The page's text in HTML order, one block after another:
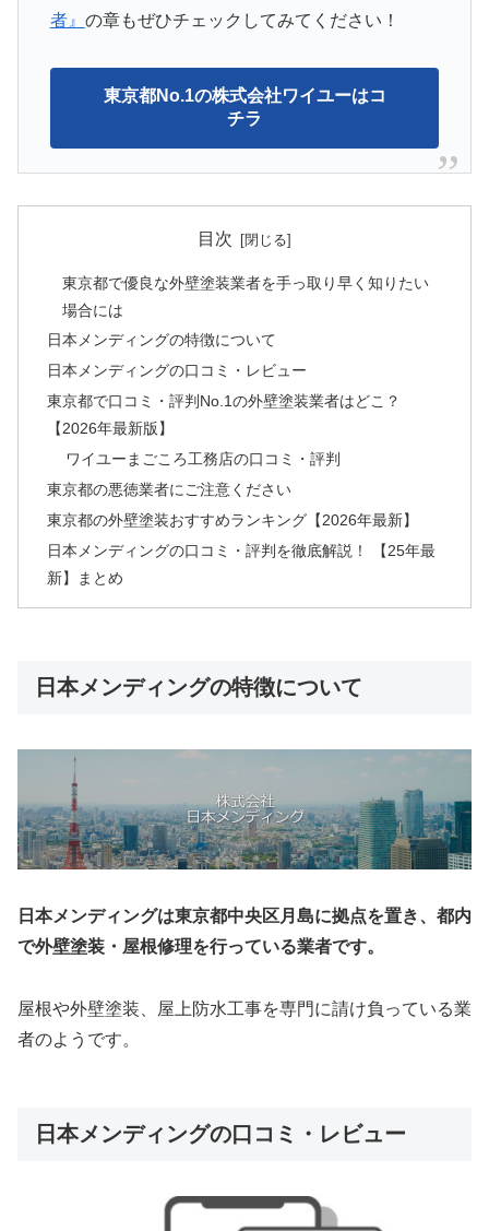
者』 の章もぜひチェックしてみてください！
東京都No.1の株式会社ワイユーはコ
チラ
目次
東京都で優良な外壁塗装業者を手っ取り早く知りたい
場合には
日本メンディングの特徴について
日本メンディングの口コミ・レビュー
東京都で口コミ・評判No.1の外壁塗装業者はどこ？
【2026年最新版】
ワイユーまごころ工務店の口コミ・評判
東京都の悪徳業者にご注意ください
東京都の外壁塗装おすすめランキング【2026年最新】
日本メンディングの口コミ・評判を徹底解説！ 【25年最
新】まとめ
日本メンディングの特徴について
日本メンディングは東京都中央区月島に拠点を置き、都内
で外壁塗装・屋根修理を行っている業者です。
屋根や外壁塗装、屋上防水工事を専門に請け負っている業
者のようです。
日本メンディングの口コミ・レビュー